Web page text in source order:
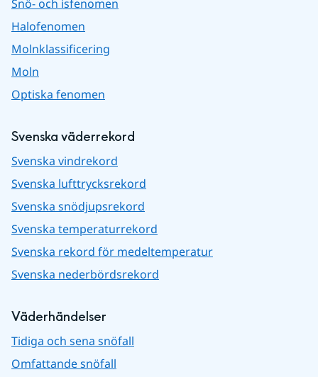
Snö- och isfenomen
Halofenomen
Molnklassificering
Moln
Optiska fenomen
Svenska väderrekord
Svenska vindrekord
Svenska lufttrycksrekord
Svenska snödjupsrekord
Svenska temperaturrekord
Svenska rekord för medeltemperatur
Svenska nederbördsrekord
Väderhändelser
Tidiga och sena snöfall
Omfattande snöfall